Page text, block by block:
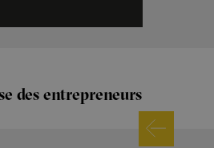
des entrepreneurs